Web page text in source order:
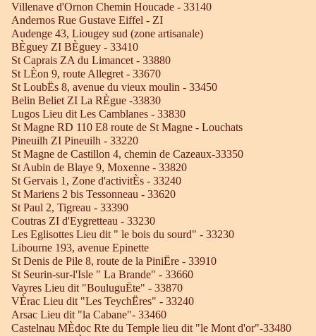
Villenave d'Ornon Chemin Houcade - 33140
Andernos Rue Gustave Eiffel - ZI
Audenge 43, Liougey sud (zone artisanale)
BÈguey ZI BÈguey - 33410
St Caprais ZA du Limancet - 33880
St LÈon 9, route Allegret - 33670
St LoubËs 8, avenue du vieux moulin - 33450
Belin Beliet ZI La RÈgue -33830
Lugos Lieu dit Les Camblanes - 33830
St Magne RD 110 E8 route de St Magne - Louchats
Pineuilh ZI Pineuilh - 33220
St Magne de Castillon 4, chemin de Cazeaux-33350
St Aubin de Blaye 9, Moxenne - 33820
St Gervais 1, Zone d'activitÈs - 33240
St Mariens 2 bis Tessonneau - 33620
St Paul 2, Tigreau - 33390
Coutras ZI d'Eygretteau - 33230
Les Eglisottes Lieu dit " le bois du sourd" - 33230
Libourne 193, avenue Epinette
St Denis de Pile 8, route de la PiniËre - 33910
St Seurin-sur-l'Isle " La Brande" - 33660
Vayres Lieu dit "BouluguËte" - 33870
VÈrac Lieu dit "Les TeychËres" - 33240
Arsac Lieu dit "la Cabane"- 33460
Castelnau MÈdoc Rte du Temple lieu dit "le Mont d'or"-33480